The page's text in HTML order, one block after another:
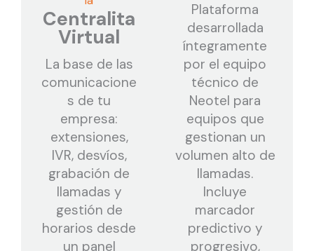
Centralita
Virtual
La base de las
comunicacione
s de tu
empresa:
extensiones,
IVR, desvíos,
grabación de
llamadas y
gestión de
horarios desde
un panel
Plataforma
desarrollada
íntegramente
por el equipo
técnico de
Neotel para
equipos que
gestionan un
volumen alto de
llamadas.
Incluye
marcador
predictivo y
progresivo,